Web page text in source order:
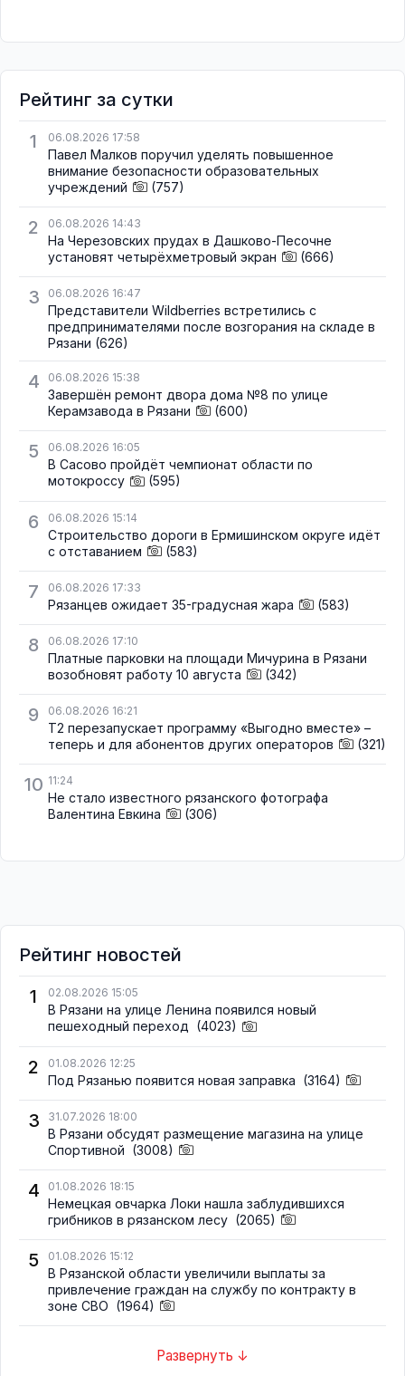
Рейтинг за сутки
1
06.08.2026 17:58
Павел Малков поручил уделять повышенное
внимание безопасности образовательных
учреждений
(757)
2 06.08.2026 14:43
На Черезовских прудах в Дашково-Песочне
установят четырёхметровый экран
(666)
3 06.08.2026 16:47
Представители Wildberries встретились с
предпринимателями после возгорания на складе в
Рязани (626)
4 06.08.2026 15:38
Завершён ремонт двора дома №8 по улице
Керамзавода в Рязани
(600)
5 06.08.2026 16:05
В Сасово пройдёт чемпионат области по
мотокроссу
(595)
6 06.08.2026 15:14
Строительство дороги в Ермишинском округе идёт
с отставанием
(583)
7 06.08.2026 17:33
Рязанцев ожидает 35-градусная жара (583)
8 06.08.2026 17:10
Платные парковки на площади Мичурина в Рязани
возобновят работу 10 августа
(342)
9 06.08.2026 16:21
Т2 перезапускает программу «Выгодно вместе» –
теперь и для абонентов других операторов
(321)
10 11:24
Не стало известного рязанского фотографа
Валентина Евкина
(306)
Рейтинг новостей
1
02.08.2026 15:05
В Рязани на улице Ленина появился новый
пешеходный переход (4023)
2 01.08.2026 12:25
Под Рязанью появится новая заправка (3164)
3 31.07.2026 18:00
В Рязани обсудят размещение магазина на улице
Спортивной (3008)
4 01.08.2026 18:15
Немецкая овчарка Локи нашла заблудившихся
грибников в рязанском лесу (2065)
5 01.08.2026 15:12
В Рязанской области увеличили выплаты за
привлечение граждан на службу по контракту в
зоне СВО (1964)
Развернуть ↓